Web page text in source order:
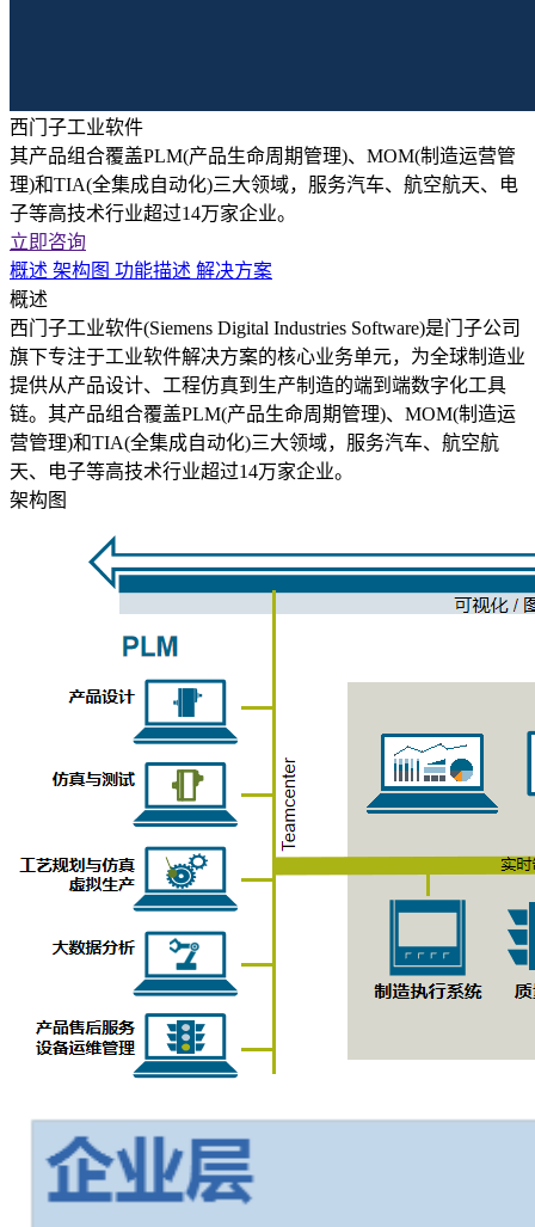
西门子工业软件
其产品组合覆盖PLM(产品生命周期管理)、MOM(制造运营管
理)和TIA(全集成自动化)三大领域，服务汽车、航空航天、电
子等高技术行业超过14万家企业。
立即咨询
概述 架构图 功能描述 解决方案
概述
西门子工业软件(Siemens Digital Industries Software)是门子公司
旗下专注于工业软件解决方案的核心业务单元，为全球制造业
提供从产品设计、工程仿真到生产制造的端到端数字化工具
链。其产品组合覆盖PLM(产品生命周期管理)、MOM(制造运
营管理)和TIA(全集成自动化)三大领域，服务汽车、航空航
天、电子等高技术行业超过14万家企业。
架构图